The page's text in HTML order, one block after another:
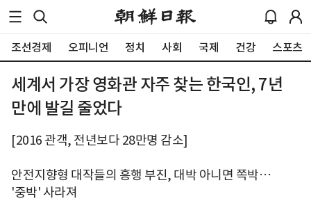
조선경제 오피니언 정치 사회 국제 건강 스포츠
세계서 가장 영화관 자주 찾는 한국인, 7년
만에 발길 줄었다
[2016 관객, 전년보다 28만명 감소]
안전지향형 대작들의 흥행 부진, 대박 아니면 쪽박…
'중박' 사라져